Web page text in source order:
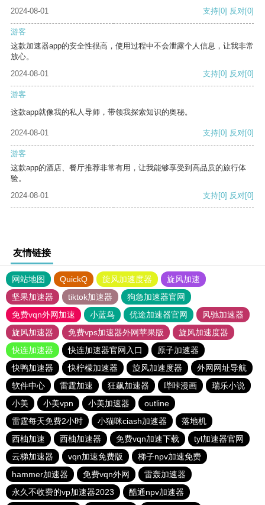
2024-08-01
支持[0] 反对[0]
游客
这款加速器app的安全性很高，使用过程中不会泄露个人信息，让我非常
放心。
2024-08-01
支持[0] 反对[0]
游客
这款app就像我的私人导师，带领我探索知识的奥秘。
2024-08-01 支持[0] 反对[0]
游客
这款app的酒店、餐厅推荐非常有用，让我能够享受到高品质的旅行体
验。
2024-08-01
支持[0] 反对[0]
友情链接
网站地图 QuickQ 旋风加速度器
旋风加速
坚果加速器
tiktok加速器
狗急加速器官网
免费vqn外网加速
小蓝鸟 优途加速器官网
风驰加速器
旋风加速器
免费vps加速器外网苹果版
旋风加速度器
快连加速器
快连加速器官网入口
原子加速器
快鸭加速器
快柠檬加速器 旋风加速度器
外网网址导航
软件中心
雷霆加速 狂飙加速器 哔咔漫画
瑞乐小说
小美
小美vpn 小美加速器
outline
雷霆每天免费2小时
小猫咪ciash加速器
落地机
西柚加速
西柚加速器 免费vqn加速下载
tyl加速器官网
云梯加速器
vqn加速免费版
梯子npv加速免费
hammer加速器
免费vqn外网
雷轰加速器
永久不收费的vp加速器2023
酷通npv加速器